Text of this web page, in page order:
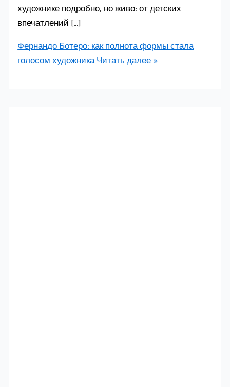
художнике подробно, но живо: от детских
впечатлений […]
Фернандо Ботеро: как полнота формы стала
голосом художникаЧитать далее »